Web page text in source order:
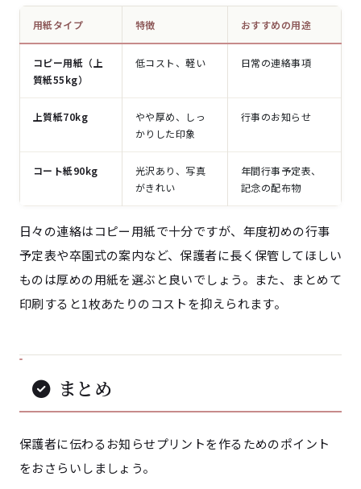
用紙タイプ 特徴 おすすめの用途
コピー用紙（上
質紙55kg）
低コスト、軽い 日常の連絡事項
上質紙70kg
やや厚め、しっ
かりした印象
行事のお知らせ
コート紙90kg
光沢あり、写真
がきれい
年間行事予定表、
記念の配布物
日々の連絡はコピー用紙で十分ですが、年度初めの行事
予定表や卒園式の案内など、保護者に長く保管してほしい
ものは厚めの用紙を選ぶと良いでしょう。また、まとめて
印刷すると1枚あたりのコストを抑えられます。
まとめ
保護者に伝わるお知らせプリントを作るためのポイント
をおさらいしましょう。